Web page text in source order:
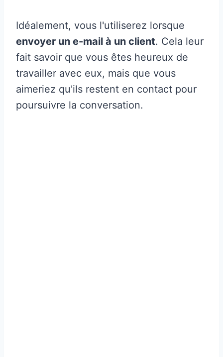
Idéalement, vous l'utiliserez lorsque
envoyer un e-mail à un client. Cela leur
fait savoir que vous êtes heureux de
travailler avec eux, mais que vous
aimeriez qu'ils restent en contact pour
poursuivre la conversation.